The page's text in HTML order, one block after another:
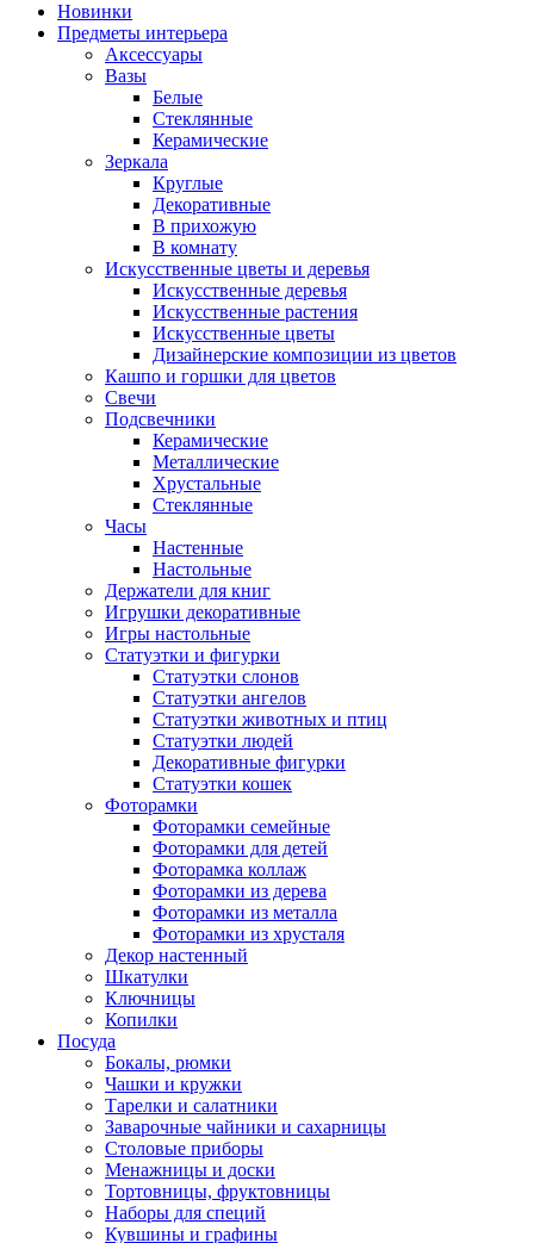
Новинки
Предметы интерьера
Аксессуары
Вазы
Белые
Стеклянные
Керамические
Зеркала
Круглые
Декоративные
В прихожую
В комнату
Искусственные цветы и деревья
Искусственные деревья
Искусственные растения
Искусственные цветы
Дизайнерские композиции из цветов
Кашпо и горшки для цветов
Свечи
Подсвечники
Керамические
Металлические
Хрустальные
Стеклянные
Часы
Настенные
Настольные
Держатели для книг
Игрушки декоративные
Игры настольные
Статуэтки и фигурки
Статуэтки слонов
Статуэтки ангелов
Статуэтки животных и птиц
Статуэтки людей
Декоративные фигурки
Статуэтки кошек
Фоторамки
Фоторамки семейные
Фоторамки для детей
Фоторамка коллаж
Фоторамки из дерева
Фоторамки из металла
Фоторамки из хрусталя
Декор настенный
Шкатулки
Ключницы
Копилки
Посуда
Бокалы, рюмки
Чашки и кружки
Тарелки и салатники
Заварочные чайники и сахарницы
Столовые приборы
Менажницы и доски
Тортовницы, фруктовницы
Наборы для специй
Кувшины и графины